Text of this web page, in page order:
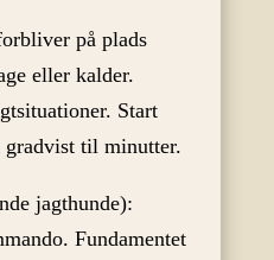
på plads
eller kalder.
Start
gradvist til minutter.
jagthunde):
Fundamentet